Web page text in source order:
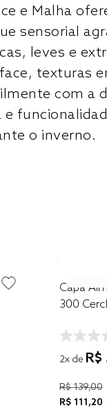
e Malha
sensorial
leves e
texturas
com a
o inverno.
Capa
300
2x de R$
R$139,00
R$ 111,20